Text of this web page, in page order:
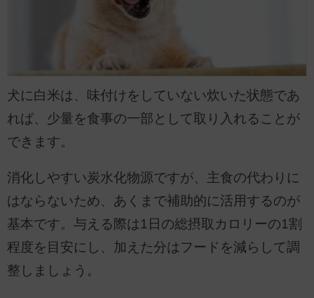
犬に白米は、味付けをしていない炊いた状態であ
れば、少量を食事の一部として取り入れることが
できます。
消化しやすい炭水化物源ですが、主食の代わりに
はならないため、あくまで補助的に活用するのが
基本です。与える際は1日の総摂取カロリーの1割
程度を目安にし、加えた分はフードを減らして調
整しましょう。